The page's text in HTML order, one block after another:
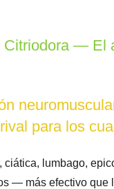
— El
para los
lumbago,
— más efectivo que